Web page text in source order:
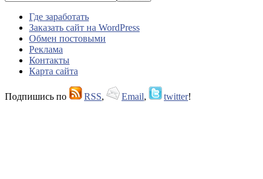
Где заработать
Заказать сайт на WordPress
Обмен постовыми
Реклама
Контакты
Карта сайта
Подпишись по RSS, Email, twitter!